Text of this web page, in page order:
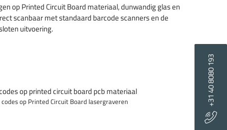
+31 40 8080 193
op Printed Circuit Board materiaal, dunwandig glas en
scanbaar met standaard barcode scanners en de
uitvoering.
codes op Printed Circuit Board lasergraveren